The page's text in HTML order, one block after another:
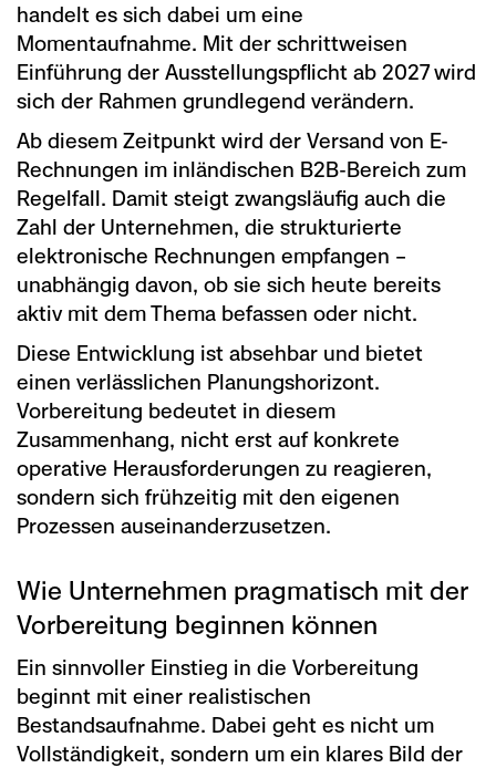
handelt es sich dabei um eine
Momentaufnahme. Mit der schrittweisen
Einführung der Ausstellungspflicht ab 2027 wird
sich der Rahmen grundlegend verändern.
Ab diesem Zeitpunkt wird der Versand von E-
Rechnungen im inländischen B2B-Bereich zum
Regelfall. Damit steigt zwangsläufig auch die
Zahl der Unternehmen, die strukturierte
elektronische Rechnungen empfangen –
unabhängig davon, ob sie sich heute bereits
aktiv mit dem Thema befassen oder nicht.
Diese Entwicklung ist absehbar und bietet
einen verlässlichen Planungshorizont.
Vorbereitung bedeutet in diesem
Zusammenhang, nicht erst auf konkrete
operative Herausforderungen zu reagieren,
sondern sich frühzeitig mit den eigenen
Prozessen auseinanderzusetzen.
Wie Unternehmen pragmatisch mit der
Vorbereitung beginnen können
Ein sinnvoller Einstieg in die Vorbereitung
beginnt mit einer realistischen
Bestandsaufnahme. Dabei geht es nicht um
Vollständigkeit, sondern um ein klares Bild der